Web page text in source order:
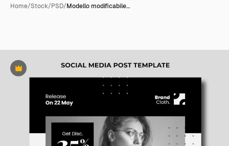
Home/Stock/PSD/Modello modificabile…
Premium